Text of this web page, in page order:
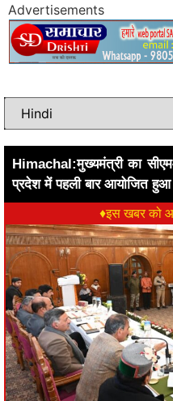
Advertisements
Himachal:मुख्यमंत्री का
प्रदेश में पहली बार आयोजित हुआ
♦इस खबर को